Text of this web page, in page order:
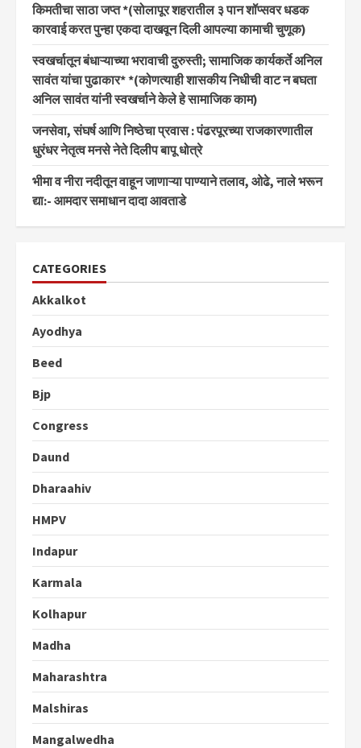
किमतीचा साठा जप्त *(सोलापूर शहरातील ३ पान शॉप्सवर धडक
कारवाई करत पुन्हा एकदा दाखवून दिली आपल्या कामाची चुणूक)
स्वखर्चातून बंधाऱ्याच्या भरावाची दुरुस्ती; सामाजिक कार्यकर्ते अनिल
सावंत यांचा पुढाकार* *(कोणत्याही शासकीय निधीची वाट न बघता
अनिल सावंत यांनी स्वखर्चाने केले हे सामाजिक काम)
जनसेवा, संघर्ष आणि निष्ठेचा प्रवास : पंढरपूरच्या राजकारणातील
धुरंधर नेतृत्व मनसे नेते दिलीप बापू धोत्रे
भीमा व नीरा नदीतून वाहून जाणाऱ्या पाण्याने तलाव, ओढे, नाले भरून
द्या:- आमदार समाधान दादा आवताडे
CATEGORIES
Akkalkot
Ayodhya
Beed
Bjp
Congress
Daund
Dharaahiv
HMPV
Indapur
Karmala
Kolhapur
Madha
Maharashtra
Malshiras
Mangalwedha